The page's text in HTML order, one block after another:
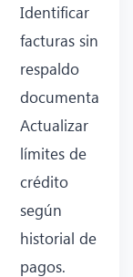
Identificar
facturas sin
respaldo
documental.
Actualizar
límites de
crédito
según
historial de
pagos.